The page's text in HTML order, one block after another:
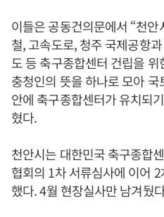
이들은 공동건의문에서 “천
철, 고속도로, 청주 국제공항
도 등 축구종합센터 건립을
충청인의 뜻을 하나로 모아
안에 축구종합센터가 유치되
혔다.
천안시는 대한민국 축구종합
협회의 1차 서류심사에 이어
했다. 4월 현장실사만 남겨뒀